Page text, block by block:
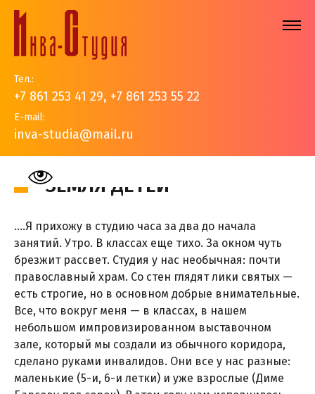
Тел.:
+7 861 253 41 29, +7 861 253 55 22
E-mail:
inva-studia@mail.ru
На главную > Исследования > Земля Детей
ЗЕМЛЯ ДЕТЕЙ
….Я прихожу в студию часа за два до начала
занятий. Утро. В классах еще тихо. За окном чуть
брезжит рассвет. Студия у нас необычная: почти
православный храм. Со стен глядят лики святых —
есть строгие, но в основном добрые внимательные.
Все, что вокруг меня — в классах, в нашем
небольшом импровизированном выставочном
зале, который мы создали из обычного коридора,
сделано руками инвалидов. Они все у нас разные:
маленькие (5-и, 6-и летки) и уже взрослые (Диме